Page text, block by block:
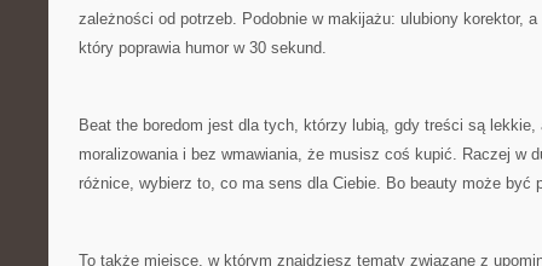
zależności od potrzeb. Podobnie w makijażu: ulubiony korektor,
który poprawia humor w 30 sekund.
Beat the boredom jest dla tych, którzy lubią, gdy treści są lekkie,
moralizowania i bez wmawiania, że musisz coś kupić. Raczej w
różnice, wybierz to, co ma sens dla Ciebie. Bo beauty może być
To także miejsce, w którym znajdziesz tematy związane z